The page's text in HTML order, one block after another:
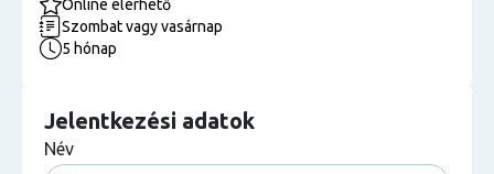
Online elérhető
Szombat vagy vasárnap
5 hónap
Jelentkezési adatok
Név